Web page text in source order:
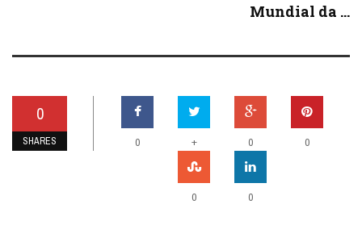
Mundial da ...
0
SHARES 0 + 0 0
0 0